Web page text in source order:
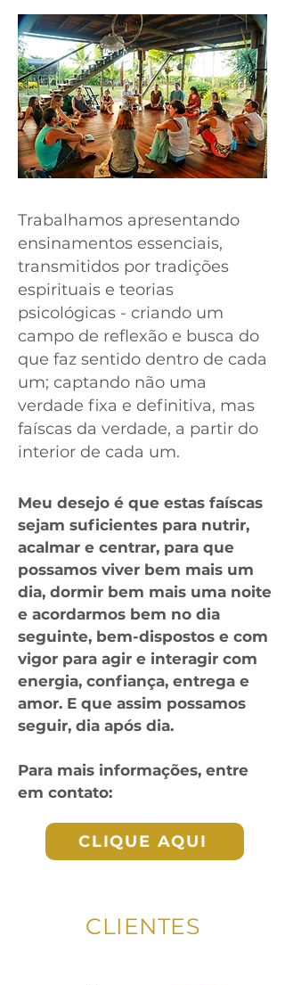
Trabalhamos apresentando
ensinamentos essenciais,
transmitidos por tradições
espirituais e teorias
psicológicas - criando um
campo de reflexão e busca do
que faz sentido dentro de cada
um; captando não uma
verdade fixa e definitiva, mas
faíscas da verdade, a partir do
interior de cada um.
Meu desejo é que estas faíscas
sejam suficientes para nutrir,
acalmar e centrar, para que
possamos viver bem mais um
dia, dormir bem mais uma noite
e acordarmos bem no dia
seguinte, bem-dispostos e com
vigor para agir e interagir com
energia, confiança, entrega e
amor. E que assim possamos
seguir, dia após dia.
Para mais informações, entre
em contato:
CLIQUE AQUI
CLIENTES